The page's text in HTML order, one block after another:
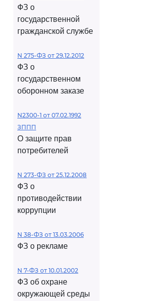
ФЗ о
государственной
гражданской службе
N 275-ФЗ от 29.12.2012
ФЗ о
государственном
оборонном заказе
N2300-1 от 07.02.1992
ЗППП
О защите прав
потребителей
N 273-ФЗ от 25.12.2008
ФЗ о
противодействии
коррупции
N 38-ФЗ от 13.03.2006
ФЗ о рекламе
N 7-ФЗ от 10.01.2002
ФЗ об охране
окружающей среды